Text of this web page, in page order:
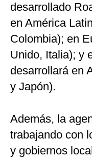
desarrollado
en América
Colombia); en
Unido, Italia); y
desarrollará en
y Japón).
Además, la
trabajando con
y gobiernos